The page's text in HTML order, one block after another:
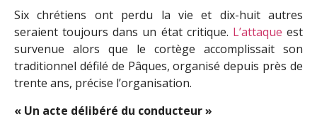
Six chrétiens ont perdu la vie et dix-huit autres
seraient toujours dans un état critique. L’attaque est
survenue alors que le cortège accomplissait son
traditionnel défilé de Pâques, organisé depuis près de
trente ans, précise l’organisation.
« Un acte délibéré du conducteur »